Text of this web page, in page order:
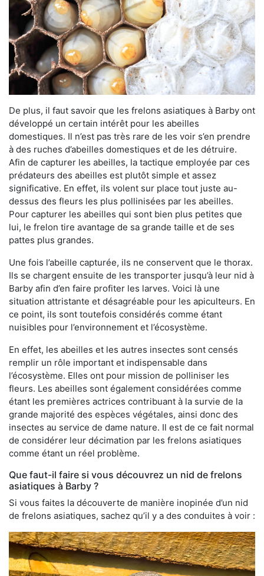
De plus, il faut savoir que les frelons asiatiques à Barby ont
développé un certain intérêt pour les abeilles
domestiques. Il n’est pas très rare de les voir s’en prendre
à des ruches d’abeilles domestiques et de les détruire.
Afin de capturer les abeilles, la tactique employée par ces
prédateurs des abeilles est plutôt simple et assez
significative. En effet, ils volent sur place tout juste au-
dessus des fleurs les plus pollinisées par les abeilles.
Pour capturer les abeilles qui sont bien plus petites que
lui, le frelon tire avantage de sa grande taille et de ses
pattes plus grandes.
Une fois l’abeille capturée, ils ne conservent que le thorax.
Ils se chargent ensuite de les transporter jusqu’à leur nid à
Barby afin d’en faire profiter les larves. Voici là une
situation attristante et désagréable pour les apiculteurs. En
ce point, ils sont toutefois considérés comme étant
nuisibles pour l’environnement et l’écosystème.
En effet, les abeilles et les autres insectes sont censés
remplir un rôle important et indispensable dans
l’écosystème. Elles ont pour mission de polliniser les
fleurs. Les abeilles sont également considérées comme
étant les premières actrices contribuant à la survie de la
grande majorité des espèces végétales, ainsi donc des
insectes au service de dame nature. Il est de ce fait normal
de considérer leur décimation par les frelons asiatiques
comme étant un réel problème.
Que faut-il faire si vous découvrez un nid de frelons
asiatiques à Barby ?
Si vous faites la découverte de manière inopinée d’un nid
de frelons asiatiques, sachez qu’il y a des conduites à voir :